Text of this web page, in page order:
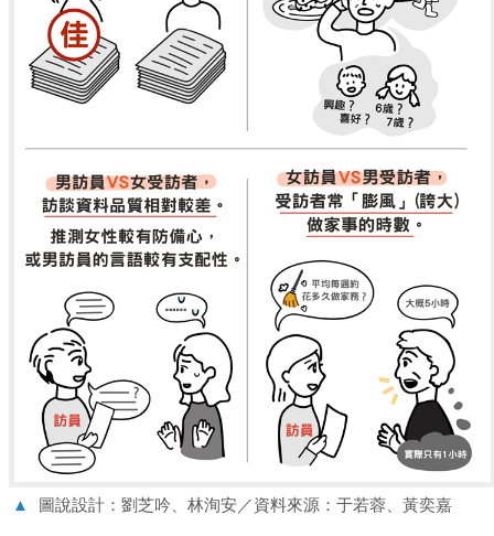
▲ 圖說設計：劉芝吟、林洵安／資料來源：于若蓉、黃奕嘉